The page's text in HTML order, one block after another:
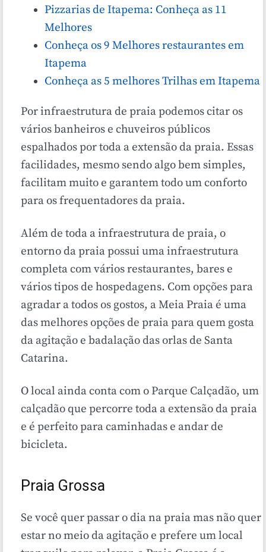
Pizzarias de Itapema: Conheça as 11
Melhores
Conheça os 9 Melhores restaurantes em
Itapema
Conheça as 5 melhores Trilhas em Itapema
Por infraestrutura de praia podemos citar os
vários banheiros e chuveiros públicos
espalhados por toda a extensão da praia. Essas
facilidades, mesmo sendo algo bem simples,
facilitam muito e garantem todo um conforto
para os frequentadores da praia.
Além de toda a infraestrutura de praia, o
entorno da praia possui uma infraestrutura
completa com vários restaurantes, bares e
vários tipos de hospedagens. Com opções para
agradar a todos os gostos, a Meia Praia é uma
das melhores opções de praia para quem gosta
da agitação e badalação das orlas de Santa
Catarina.
O local ainda conta com o Parque Calçadão, um
calçadão que percorre toda a extensão da praia
e é perfeito para caminhadas e andar de
bicicleta.
Praia Grossa
Se você quer passar o dia na praia mas não quer
estar no meio da agitação e prefere um local